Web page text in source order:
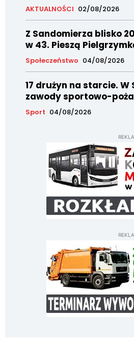
AKTUALNOŚCI 02/08/2026
Z Sandomierza blisko
w 43. Pieszą
Społeczeństwo 04/08/2026
17 drużyn na starcie.
zawody sportowo-
Sport 04/08/2026